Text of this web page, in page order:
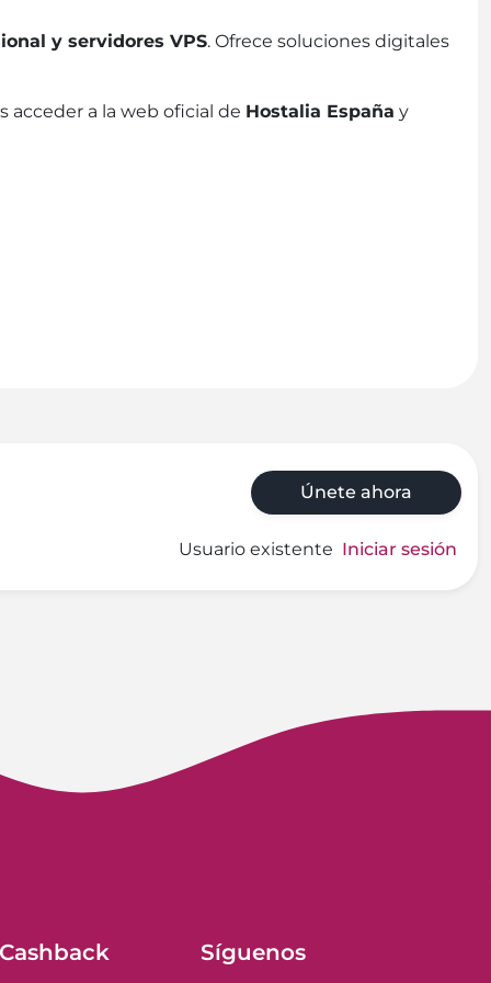
y servidores VPS. Ofrece soluciones digitales
acceder a la web oficial de Hostalia España y
Únete ahora
Usuario existente Iniciar sesión
Síguenos